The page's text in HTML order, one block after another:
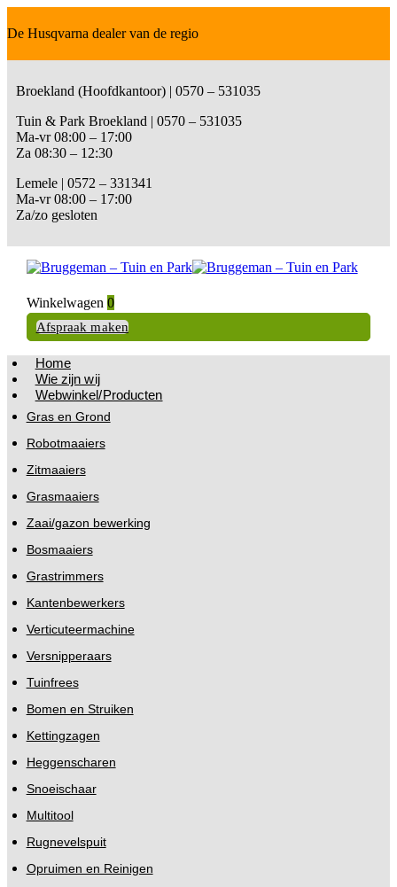
De Husqvarna dealer van de regio
Broekland (Hoofdkantoor) | 0570 – 531035
Tuin & Park Broekland | 0570 – 531035
Ma-vr 08:00 – 17:00
Za 08:30 – 12:30
Lemele | 0572 – 331341
Ma-vr 08:00 – 17:00
Za/zo gesloten
Winkelwagen 0
Afspraak maken
Home
Wie zijn wij
Webwinkel/Producten
Gras en Grond
Robotmaaiers
Zitmaaiers
Grasmaaiers
Zaai/gazon bewerking
Bosmaaiers
Grastrimmers
Kantenbewerkers
Verticuteermachine
Versnipperaars
Tuinfrees
Bomen en Struiken
Kettingzagen
Heggenscharen
Snoeischaar
Multitool
Rugnevelspuit
Opruimen en Reinigen